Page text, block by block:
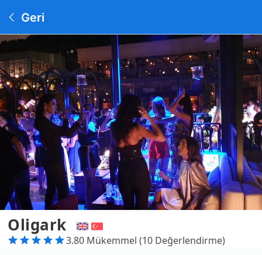
Geri
Oligark
3.80 Mükemmel (10 Değerlendirme)